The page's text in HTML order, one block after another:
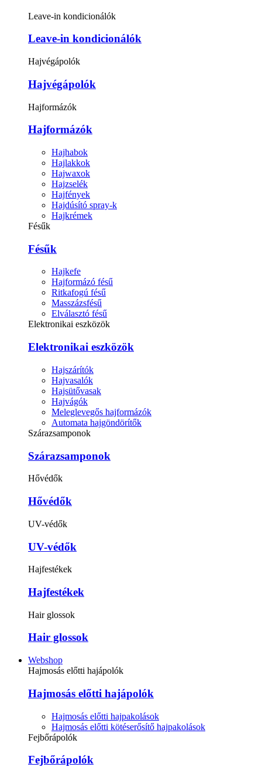
Leave-in kondicionálók
Leave-in kondicionálók
Hajvégápolók
Hajvégápolók
Hajformázók
Hajformázók
Hajhabok
Hajlakkok
Hajwaxok
Hajzselék
Hajfények
Hajdúsító spray-k
Hajkrémek
Fésűk
Fésűk
Hajkefe
Hajformázó fésű
Ritkafogú fésű
Masszázsfésű
Elválasztó fésű
Elektronikai eszközök
Elektronikai eszközök
Hajszárítók
Hajvasalók
Hajsütővasak
Hajvágók
Meleglevegős hajformázók
Automata hajgöndörítők
Szárazsamponok
Szárazsamponok
Hővédők
Hővédők
UV-védők
UV-védők
Hajfestékek
Hajfestékek
Hair glossok
Hair glossok
Webshop
Hajmosás előtti hajápolók
Hajmosás előtti hajápolók
Hajmosás előtti hajpakolások
Hajmosás előtti kötéserősítő hajpakolások
Fejbőrápolók
Fejbőrápolók